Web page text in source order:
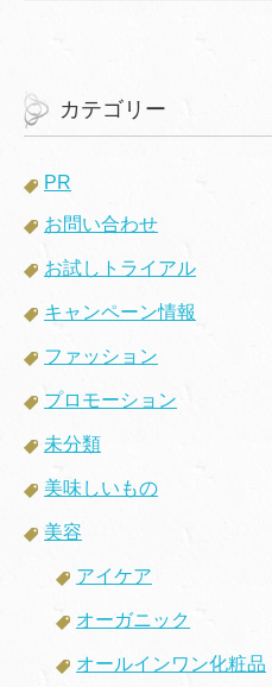
カテゴリー
PR
お問い合わせ
お試しトライアル
キャンペーン情報
ファッション
プロモーション
未分類
美味しいもの
美容
アイケア
オーガニック
オールインワン化粧品